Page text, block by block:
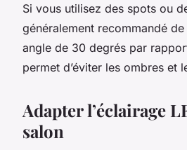
Si vous utilisez des spots ou
généralement recommandé
angle de 30 degrés par
permet d’éviter les ombres et
Adapter l’éclairage
salon